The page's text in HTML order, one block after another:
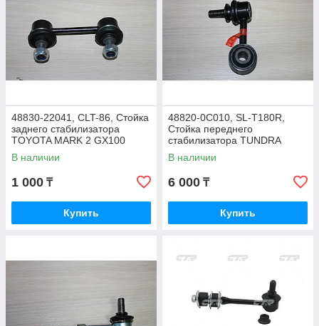
48830-22041, CLT-86, Стойка
заднего стабилизатора
TOYOTA MARK 2 GX100
1996-2001, MTP
В наличии
1 000 ₸
Купить
48820-0C010, SL-T180R,
Стойка переднего
стабилизатора TUNDRA
UCK55,UCK56, SEQUOIA
USK65
В наличии
6 000 ₸
Купить